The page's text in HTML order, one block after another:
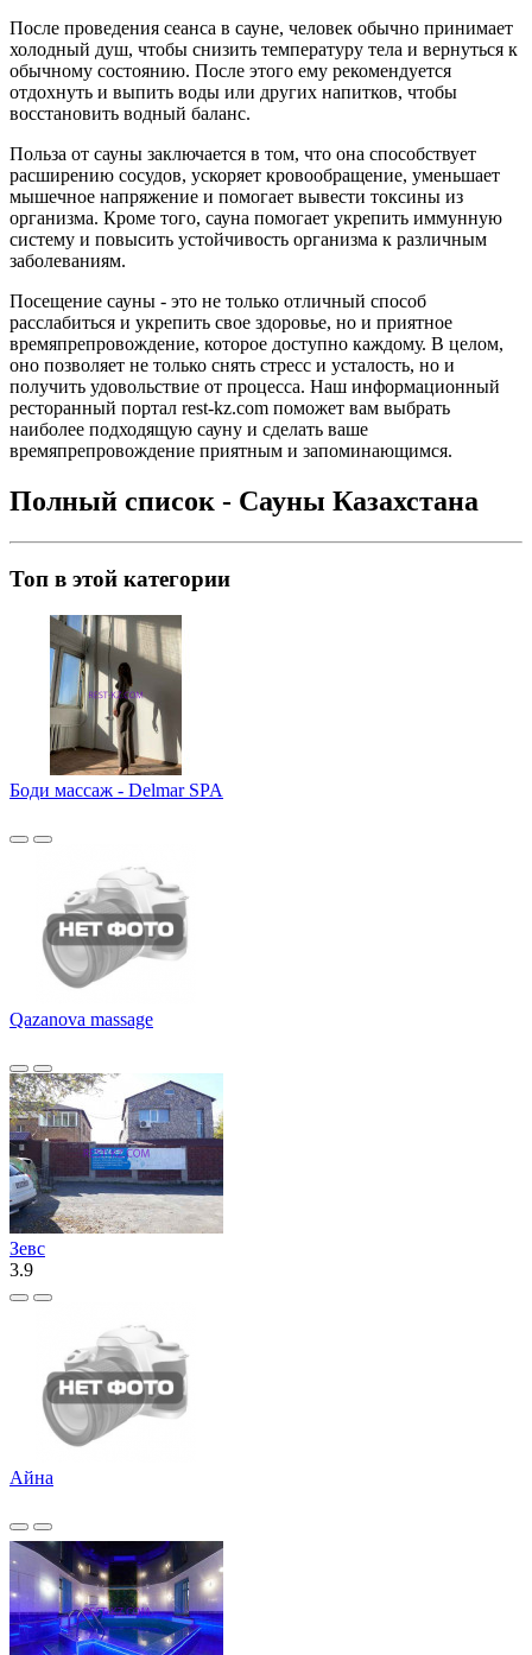
После проведения сеанса в сауне, человек обычно принимает
холодный душ, чтобы снизить температуру тела и вернуться к
обычному состоянию. После этого ему рекомендуется
отдохнуть и выпить воды или других напитков, чтобы
восстановить водный баланс.
Польза от сауны заключается в том, что она способствует
расширению сосудов, ускоряет кровообращение, уменьшает
мышечное напряжение и помогает вывести токсины из
организма. Кроме того, сауна помогает укрепить иммунную
систему и повысить устойчивость организма к различным
заболеваниям.
Посещение сауны - это не только отличный способ
расслабиться и укрепить свое здоровье, но и приятное
времяпрепровождение, которое доступно каждому. В целом,
оно позволяет не только снять стресс и усталость, но и
получить удовольствие от процесса. Наш информационный
ресторанный портал rest-kz.com поможет вам выбрать
наиболее подходящую сауну и сделать ваше
времяпрепровождение приятным и запоминающимся.
Полный список - Сауны Казахстана
Топ в этой категории
Боди массаж - Delmar SPA
Qazanova massage
Зевс
3.9
Айна